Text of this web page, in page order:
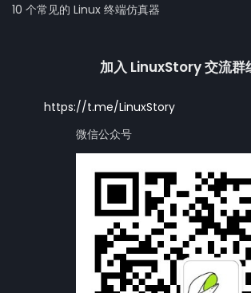
10 个常见的 Linux 终端仿真器
加入 LinuxStory 交流群
https://t.me/LinuxStory
微信公众号